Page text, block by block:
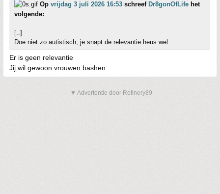
Op vrijdag 3 juli 2026 16:53 schreef Dr8gonOfLife het
volgende:
[..]
Doe niet zo autistisch, je snapt de relevantie heus wel.
Er is geen relevantie
Jij wil gewoon vrouwen bashen
▼ Advertentie door Refinery89